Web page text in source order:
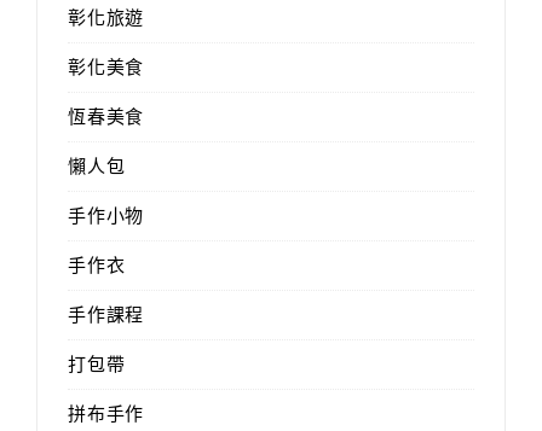
彰化旅遊
彰化美食
恆春美食
懶人包
手作小物
手作衣
手作課程
打包帶
拼布手作